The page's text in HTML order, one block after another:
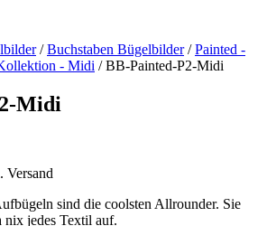
/Buchstaben Bügelbilder/Painted -
- Midi / BB-Painted-P2-Midi
Midi
sind die coolsten Allrounder. Sie
jedes Textil auf.